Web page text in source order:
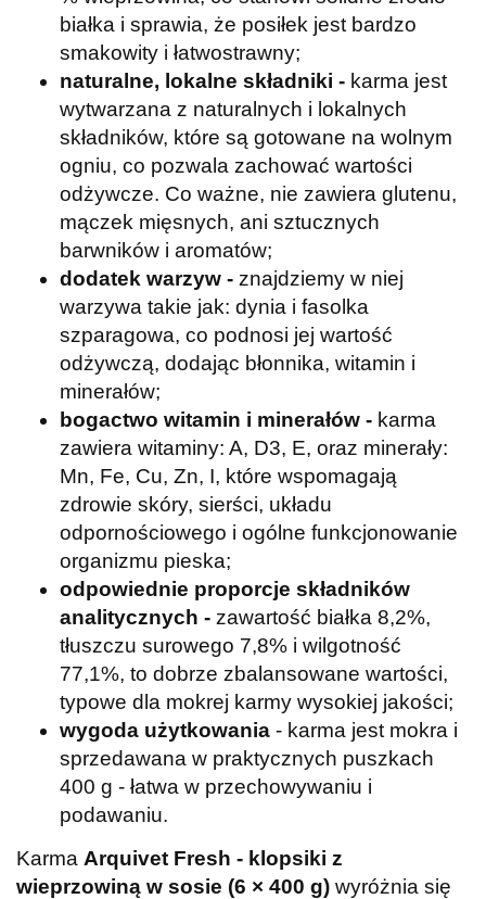
białka i sprawia, że posiłek jest bardzo
smakowity i łatwostrawny;
naturalne, lokalne składniki - karma jest
wytwarzana z naturalnych i lokalnych
składników, które są gotowane na wolnym
ogniu, co pozwala zachować wartości
odżywcze. Co ważne, nie zawiera glutenu,
mączek mięsnych, ani sztucznych
barwników i aromatów;
dodatek warzyw - znajdziemy w niej
warzywa takie jak: dynia i fasolka
szparagowa, co podnosi jej wartość
odżywczą, dodając błonnika, witamin i
minerałów;
bogactwo witamin i minerałów - karma
zawiera witaminy: A, D3, E, oraz minerały:
Mn, Fe, Cu, Zn, I, które wspomagają
zdrowie skóry, sierści, układu
odpornościowego i ogólne funkcjonowanie
organizmu pieska;
odpowiednie proporcje składników
analitycznych - zawartość białka 8,2%,
tłuszczu surowego 7,8% i wilgotność
77,1%, to dobrze zbalansowane wartości,
typowe dla mokrej karmy wysokiej jakości;
wygoda użytkowania - karma jest mokra i
sprzedawana w praktycznych puszkach
400 g - łatwa w przechowywaniu i
podawaniu.
Karma Arquivet Fresh - klopsiki z
wieprzowiną w sosie (6 × 400 g) wyróżnia się